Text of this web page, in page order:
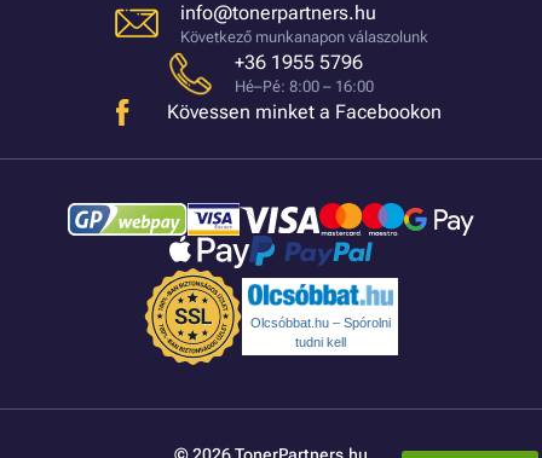
info@tonerpartners.hu
Következő munkanapon válaszolunk
+36 1955 5796
Hé–Pé: 8:00 – 16:00
Kövessen minket a Facebookon
Olcsóbbat.hu – Spórolni
tudni kell